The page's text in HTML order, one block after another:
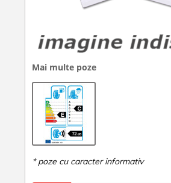
Mai multe poze